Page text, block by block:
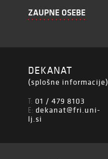
ZAUPNE OSEBE
DEKANAT
(splošne informacije)
T: 01 / 479 8103
E: dekanat@fri.uni-
lj.si